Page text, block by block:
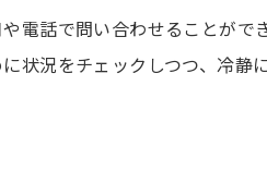
電話や窓口で審査状況を確認
審査状況を把握する際の注意
電話で問い合わせることが
況をチェックしつつ、冷静